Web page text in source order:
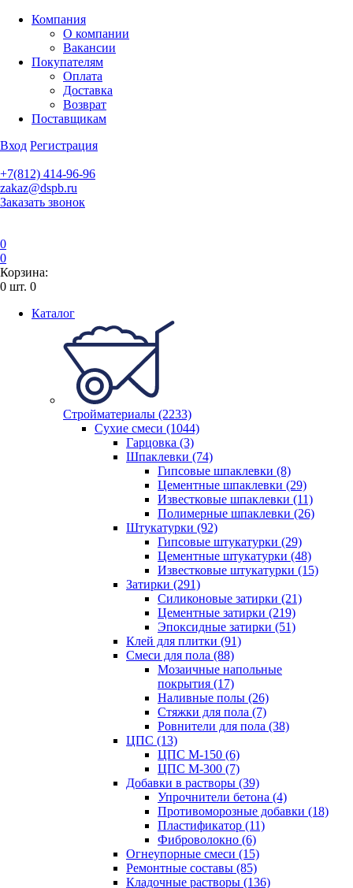
Компания
О компании
Вакансии
Покупателям
Оплата
Доставка
Возврат
Поставщикам
Вход Регистрация
+7(812) 414-96-96
zakaz@dspb.ru
Заказать звонок
0
0
Корзина:
0 шт. 0
Каталог
Стройматериалы (2233)
Сухие смеси (1044)
Гарцовка (3)
Шпаклевки (74)
Гипсовые шпаклевки (8)
Цементные шпаклевки (29)
Известковые шпаклевки (11)
Полимерные шпаклевки (26)
Штукатурки (92)
Гипсовые штукатурки (29)
Цементные штукатурки (48)
Известковые штукатурки (15)
Затирки (291)
Силиконовые затирки (21)
Цементные затирки (219)
Эпоксидные затирки (51)
Клей для плитки (91)
Смеси для пола (88)
Мозаичные напольные
покрытия (17)
Наливные полы (26)
Стяжки для пола (7)
Ровнители для пола (38)
ЦПС (13)
ЦПС М-150 (6)
ЦПС М-300 (7)
Добавки в растворы (39)
Упрочнители бетона (4)
Противоморозные добавки (18)
Пластификатор (11)
Фиброволокно (6)
Огнеупорные смеси (15)
Ремонтные составы (85)
Кладочные растворы (136)